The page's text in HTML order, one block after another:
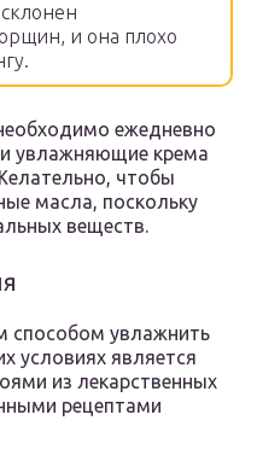
и она плохо
ежедневно
увлажняющие крема
чтобы
масла, поскольку
веществ.
увлажнить
условиях является
из лекарственных
рецептами